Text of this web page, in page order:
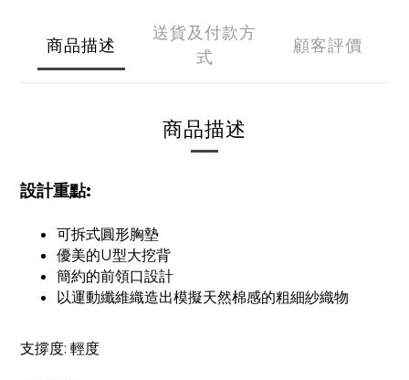
商品描述
送貨及付款方
式
顧客評價
商品描述
設計重點:
可拆式圓形胸墊
優美的U型大挖背
簡約的前領口設計
以運動纖維織造出模擬天然棉感的粗細紗織物
支撐度: 輕度